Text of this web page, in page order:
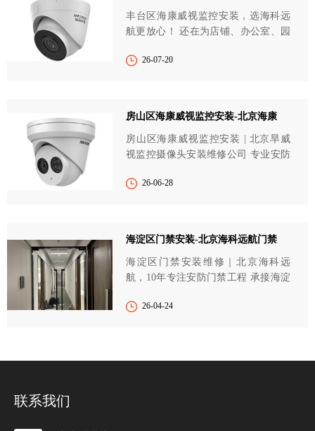
丰台区海康威视监控安装，选海科远
航更放心！ 还在为店铺、办公室、园
26-07-20
房山区海康威视监控安装-北京海康
房山区海康威视监控安装 | 北京旱威
视监控摄像头安装维修公司 专业安防
26-06-28
海淀区门禁安装-北京海科远航门禁
海淀区门禁安装维修｜北京海科远
航，10年专注安防门禁工程 承接海淀
26-04-24
联系我们